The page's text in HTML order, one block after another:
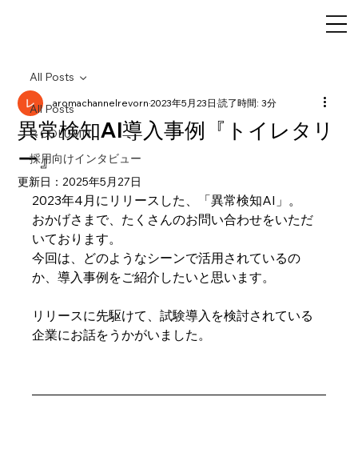
All Posts
R COLUMN
採用向けインタビュー
All Posts
異常検知AI導入事例『トイレタリ
ー』
aromachannelrevorn2023年5月23日読了時間: 3分
更新日：2025年5月27日
2023年4月にリリースした、「異常検知AI」。
おかげさまで、たくさんのお問い合わせをいただ
いております。
今回は、どのようなシーンで活用されているの
か、導入事例をご紹介したいと思います。
リリースに先駆けて、試験導入を検討されている
企業にお話をうかがいました。